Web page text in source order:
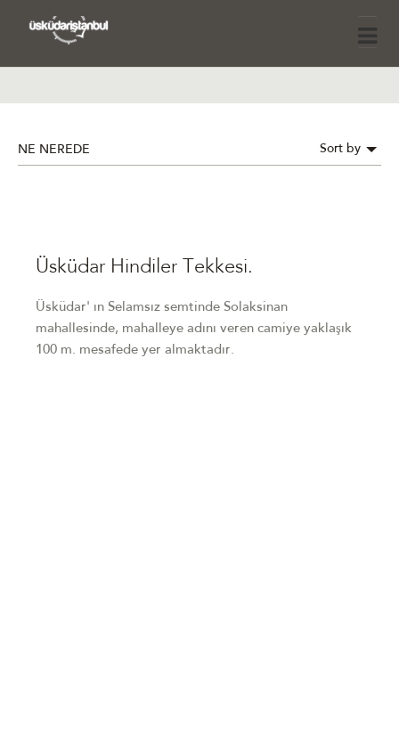
NE NEREDE Sort by
Üsküdar Hindiler Tekkesi.
Üsküdar' ın Selamsız semtinde Solaksinan
mahallesinde, mahalleye adını veren camiye yaklaşık
100 m. mesafede yer almaktadır.